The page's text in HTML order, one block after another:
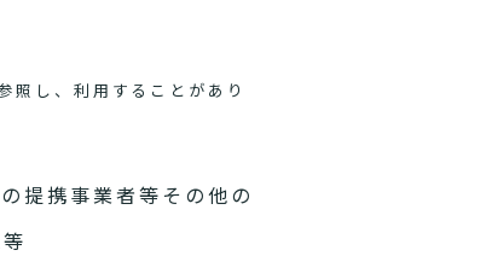
照し、利用することがあり
提携事業者等その他の